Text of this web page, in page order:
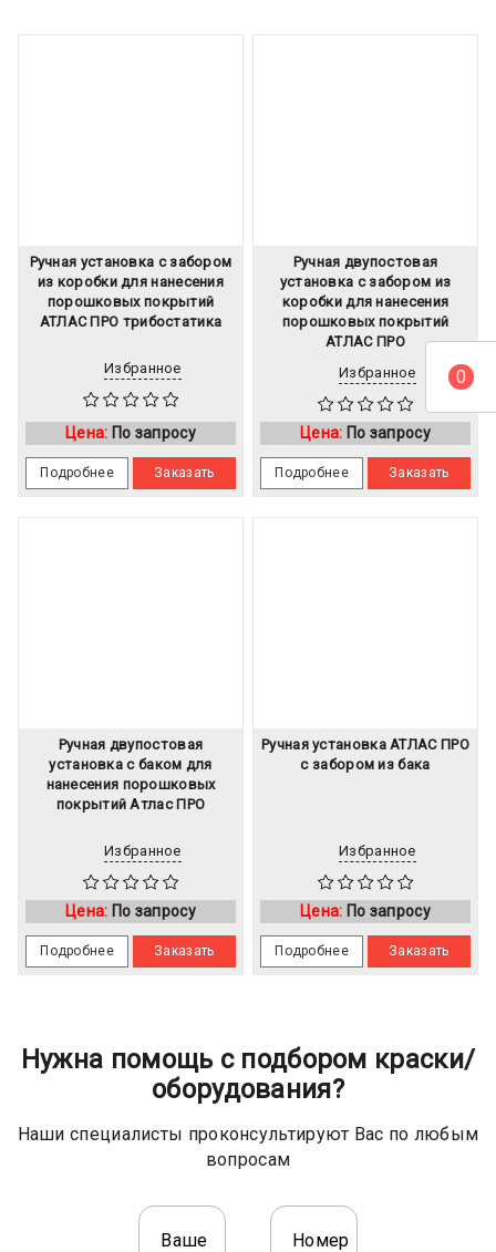
Ручная установка с забором
из коробки для нанесения
порошковых покрытий
АТЛАС ПРО трибостатика
Избранное
Цена: По запросу
Подробнее Заказать
Ручная двупостовая
установка с забором из
коробки для нанесения
порошковых покрытий
АТЛАС ПРО
Избранное
Цена: По запросу
Подробнее Заказать
Ручная двупостовая
установка с баком для
нанесения порошковых
покрытий Атлас ПРО
Избранное
Цена: По запросу
Подробнее Заказать
Ручная установка АТЛАС ПРО
с забором из бака
Избранное
Цена: По запросу
Подробнее Заказать
Нужна помощь с подбором краски/
оборудования?
Наши специалисты проконсультируют Вас по любым
вопросам
Ваше
Номер
0